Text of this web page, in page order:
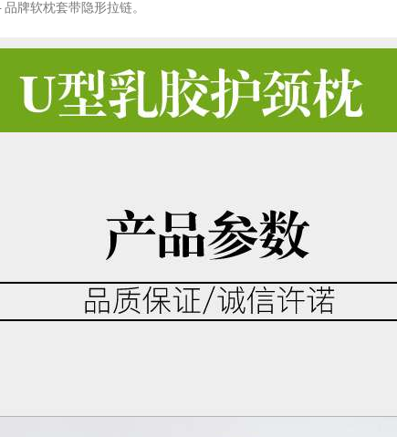
品牌软枕套带隐形拉链。